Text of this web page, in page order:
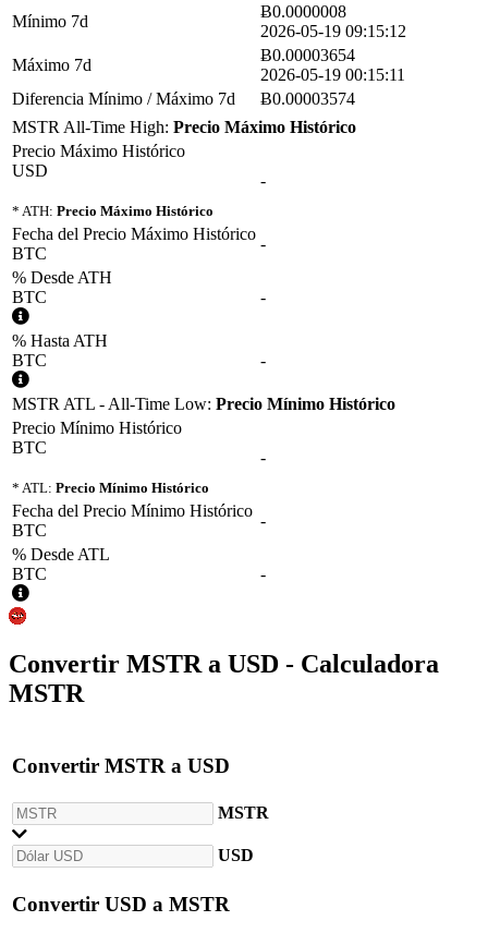
Mínimo 7d
Ƀ0.0000008
2026-05-19 09:15:12
Máximo 7d
Ƀ0.00003654
2026-05-19 00:15:11
Diferencia Mínimo / Máximo 7d
Ƀ0.00003574
MSTR All-Time High: Precio Máximo Histórico
Precio Máximo Histórico
USD
* ATH: Precio Máximo Histórico
-
Fecha del Precio Máximo Histórico
BTC
-
% Desde ATH
BTC
-
% Hasta ATH
BTC
-
MSTR ATL - All-Time Low: Precio Mínimo Histórico
Precio Mínimo Histórico
BTC
* ATL: Precio Mínimo Histórico
-
Fecha del Precio Mínimo Histórico
BTC
-
% Desde ATL
BTC
-
Convertir MSTRa USD - Calculadora
MSTR
Convertir MSTR a USD
MSTR
USD
Convertir USD a MSTR